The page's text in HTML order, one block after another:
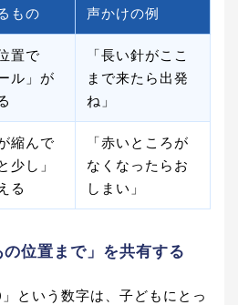
もの 声かけの例
置で
ル」が
「長い針がここ
まで来たら出発
ね」
縮んで
少し」
る
「赤いところが
なくなったらお
しまい」
位置まで」を共有する
という数字は、子どもにとっ